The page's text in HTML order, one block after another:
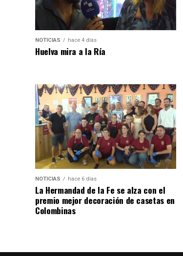
NOTICIAS hace 4 días
Huelva mira a la Ría
NOTICIAS hace 6 días
La Hermandad de la Fe se alza con el
premio mejor decoración de casetas en
Colombinas